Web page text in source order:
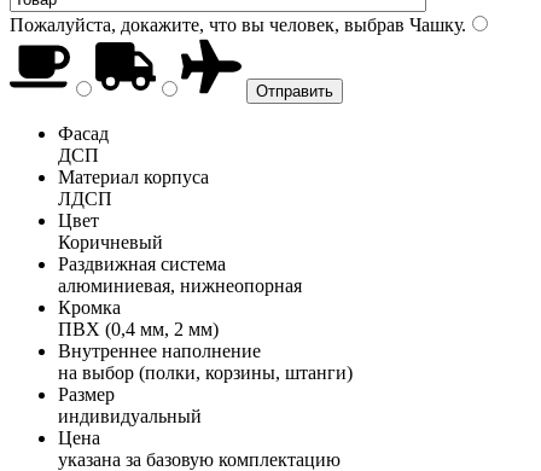
Пожалуйста, докажите, что вы человек, выбрав Чашку.
Фасад
ДСП
Материал корпуса
ЛДСП
Цвет
Коричневый
Раздвижная система
алюминиевая, нижнеопорная
Кромка
ПВХ (0,4 мм, 2 мм)
Внутреннее наполнение
на выбор (полки, корзины, штанги)
Размер
индивидуальный
Цена
указана за базовую комплектацию